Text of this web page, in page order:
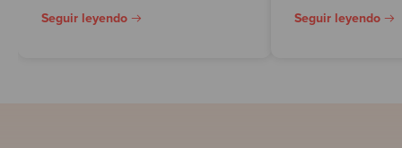
Seguir leyendo Seguir leyendo